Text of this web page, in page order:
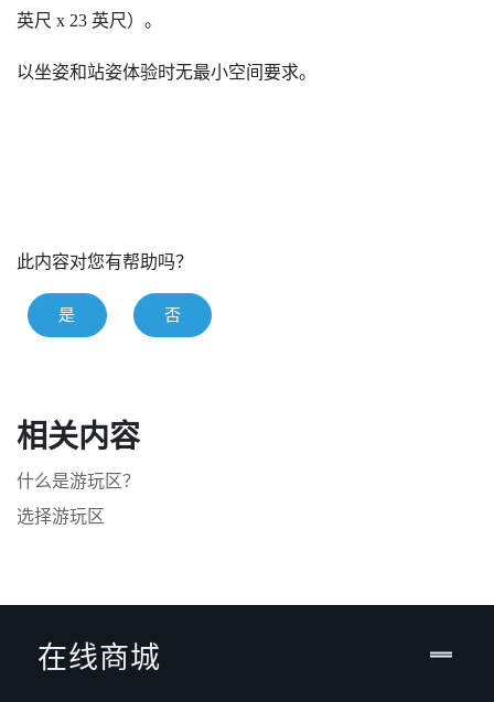
英尺 x 23 英尺）。
以坐姿和站姿体验时无最小空间要求。
此内容对您有帮助吗？
是 否
相关内容
什么是游玩区？
选择游玩区
在线商城